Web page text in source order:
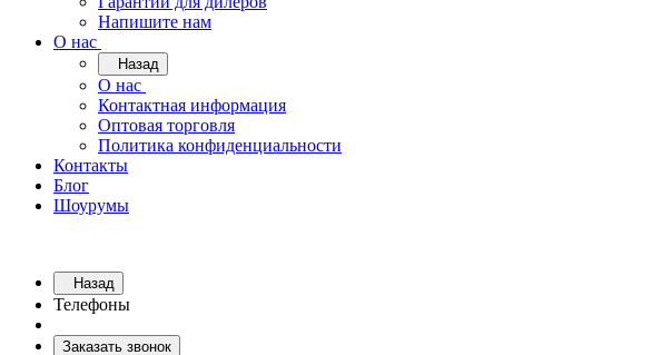
Напишите нам
О нас
Назад
О нас
Контактная информация
Оптовая торговля
Политика конфиденциальности
Контакты
Блог
Шоурумы
Назад
Телефоны
Заказать звонок